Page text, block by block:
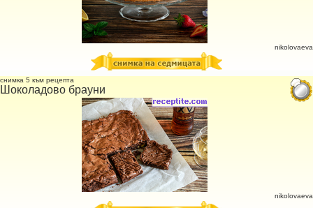
nikolovaeva
снимка 5 към рецепта
Шоколадово брауни
nikolovaeva